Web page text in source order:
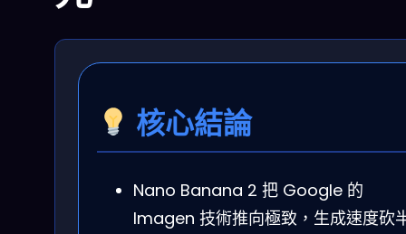
核心結論
Nano Banana 2 把 Google 的
Imagen 技術推向極致，生成速度砍